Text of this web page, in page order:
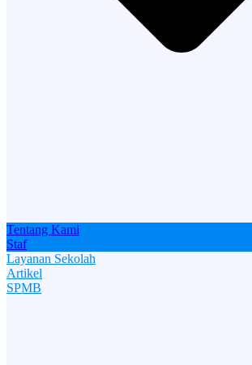
Tentang Kami
Staf
Layanan Sekolah
Artikel
SPMB